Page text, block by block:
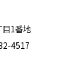
1番地
4517